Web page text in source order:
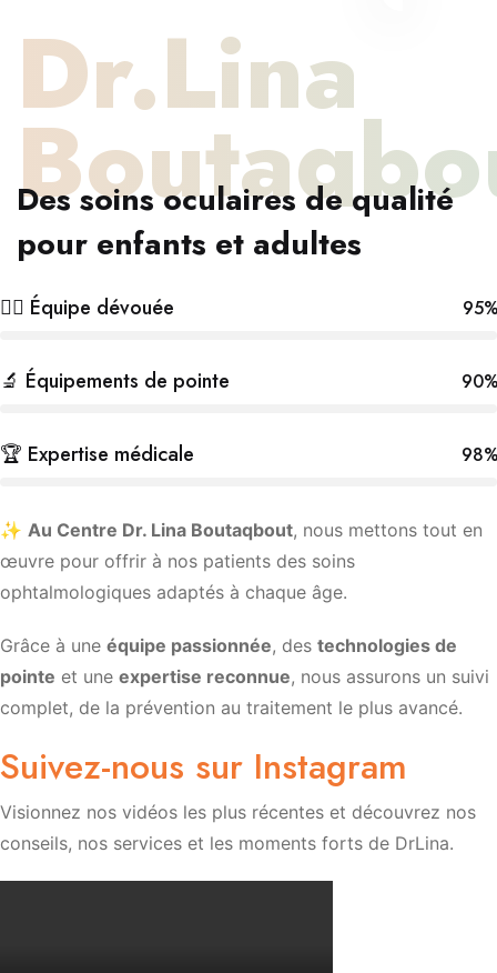
Dr.Lina
Des soins oculaires de qualité
pour enfants et adultes
👩‍⚕️ Équipe dévouée
🔬 Équipements de pointe
🏆 Expertise médicale
✨ Au Centre Dr. Lina Boutaqbout, nous mettons tout en
œuvre pour offrir à nos patients des soins
ophtalmologiques adaptés à chaque âge.
Grâce à une équipe passionnée, des technologies de
pointe et une expertise reconnue, nous assurons un suivi
complet, de la prévention au traitement le plus avancé.
Suivez-nous sur Instagram
Visionnez nos vidéos les plus récentes et découvrez nos
conseils, nos services et les moments forts de DrLina.